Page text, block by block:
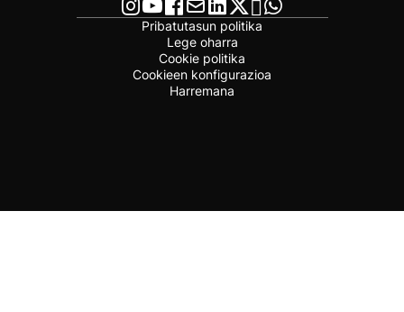
Pribatutasun politika
Lege oharra
Cookie politika
Cookieen konfigurazioa
Harremana